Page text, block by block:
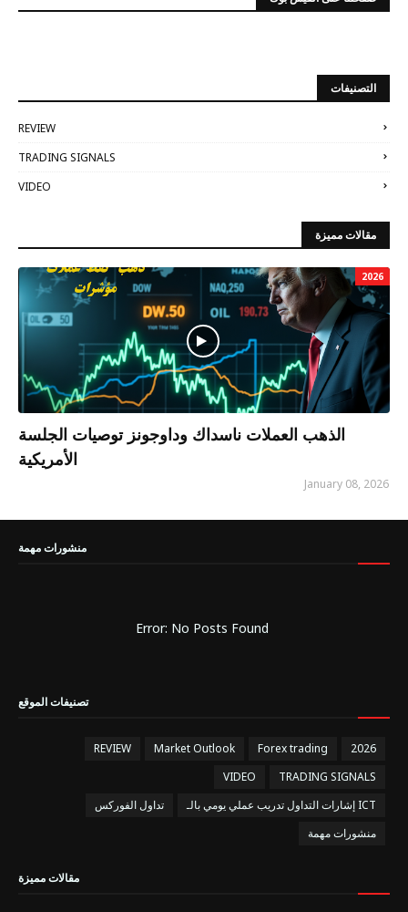
التصنيفات
REVIEW
TRADING SIGNALS
VIDEO
مقالات مميزة
2026
الذهب العملات ناسداك وداوجونز توصيات الجلسة
الأمريكية
January 08, 2026
منشورات مهمة
Error: No Posts Found
تصنيفات الموقع
2026
Forex trading
Market Outlook
REVIEW
TRADING SIGNALS
VIDEO
إشارات التداول تدريب عملي يومي بالـ ICT
تداول الفوركس
منشورات مهمة
مقالات مميزة